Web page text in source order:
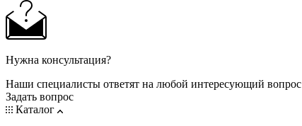
Нужна консультация?
Наши специалисты ответят на любой интересующий вопрос
Задать вопрос
Каталог